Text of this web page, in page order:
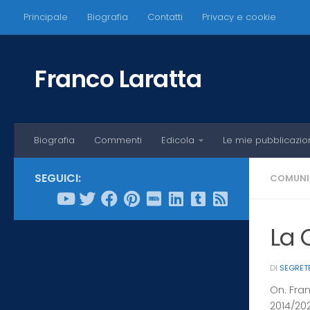
Salta al contenuto
Principale Biografia Contatti Privacy e cookie
Franco Laratta
Biografia Commenti Edicola Le mie
La
DI
On.
2014/
SEGUICI: